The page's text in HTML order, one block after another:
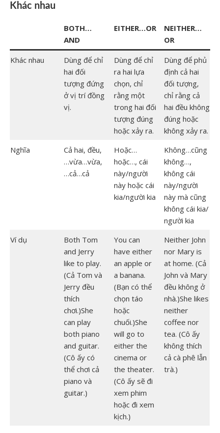
Khác nhau
BOTH…
AND
EITHER…OR
NEITHER…
OR
Khác nhau
Dùng để chỉ
hai đối
tượng đứng
ở vị trí đồng
vị.
Dùng để chỉ
ra hai lựa
chọn, chỉ
rằng một
trong hai đối
tượng đúng
hoặc xảy ra.
Dùng để phủ
định cả hai
đối tượng,
chỉ rằng cả
hai đều không
đúng hoặc
không xảy ra.
Nghĩa
Cả hai, đều,
…vừa…vừa,
…cả…cả
Hoặc…
hoặc…, cái
này/người
này hoặc cái
kia/người kia
Không…cũng
không…,
không cái
này/người
này mà cũng
không cái kia/
người kia
Ví dụ
Both Tom
and Jerry
like to play.
(Cả Tom và
Jerry đều
thích
chơi.)She
can play
both piano
and guitar.
(Cô ấy có
thể chơi cả
piano và
guitar.)
You can
have either
an apple or
a banana.
(Bạn có thể
chọn táo
hoặc
chuối.)She
will go to
either the
cinema or
the theater.
(Cô ấy sẽ đi
xem phim
hoặc đi xem
kịch.)
Neither John
nor Mary is
at home. (Cả
John và Mary
đều không ở
nhà.)She likes
neither
coffee nor
tea. (Cô ấy
không thích
cả cà phê lẫn
trà.)